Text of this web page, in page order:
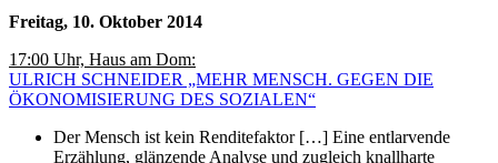
Freitag, 10. Oktober 2014
17:00 Uhr, Haus am Dom:
ULRICH SCHNEIDER „MEHR MENSCH. GEGEN DIE
ÖKONOMISIERUNG DES SOZIALEN“
Der Mensch ist kein Renditefaktor […] Eine entlarvende
Erzählung, glänzende Analyse und zugleich knallharte